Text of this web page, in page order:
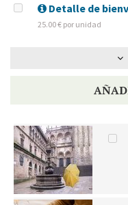
Detalle de
25.00 € por unidad